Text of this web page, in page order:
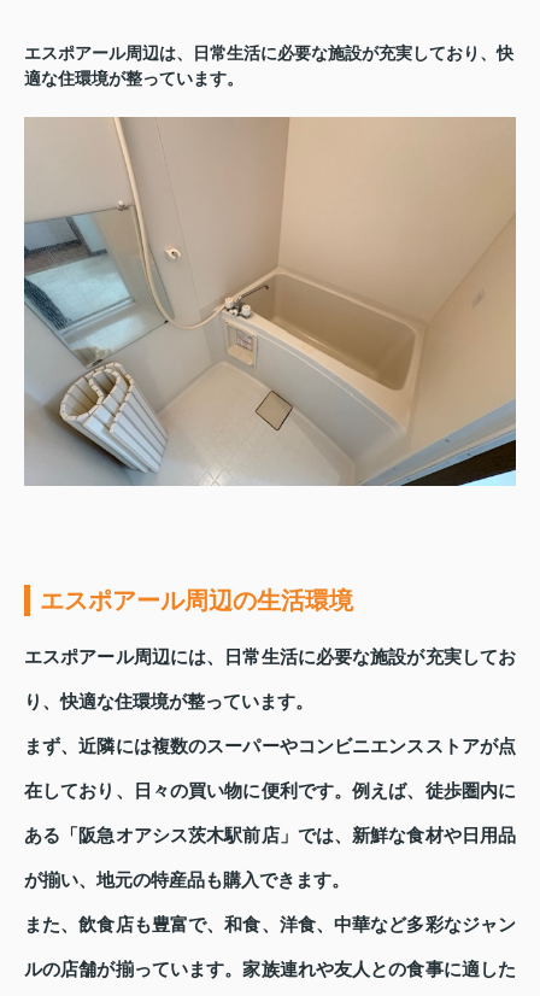
エスポアール周辺は、日常生活に必要な施設が充実しており、快
適な住環境が整っています。
エスポアール周辺の生活環境
エスポアール周辺には、日常生活に必要な施設が充実してお
り、快適な住環境が整っています。
まず、近隣には複数のスーパーやコンビニエンスストアが点
在しており、日々の買い物に便利です。例えば、徒歩圏内に
ある「阪急オアシス茨木駅前店」では、新鮮な食材や日用品
が揃い、地元の特産品も購入できます。
また、飲食店も豊富で、和食、洋食、中華など多彩なジャン
ルの店舗が揃っています。家族連れや友人との食事に適した